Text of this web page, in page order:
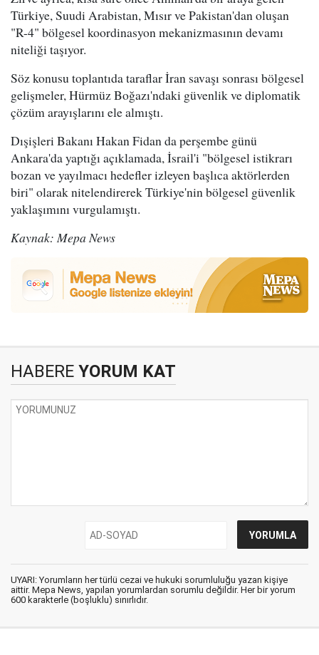
Türkiye, Suudi Arabistan, Mısır ve Pakistan'dan oluşan
"R-4" bölgesel koordinasyon mekanizmasının devamı
niteliği taşıyor.
Söz konusu toplantıda taraflar İran savaşı sonrası bölgesel
gelişmeler, Hürmüz Boğazı'ndaki güvenlik ve diplomatik
çözüm arayışlarını ele almıştı.
Dışişleri Bakanı Hakan Fidan da perşembe günü
Ankara'da yaptığı açıklamada, İsrail'i "bölgesel istikrarı
bozan ve yayılmacı hedefler izleyen başlıca aktörlerden
biri" olarak nitelendirerek Türkiye'nin bölgesel güvenlik
yaklaşımını vurgulamıştı.
Kaynak: Mepa News
HABERE YORUM KAT
UYARI: Yorumların her türlü cezai ve hukuki sorumluluğu yazan kişiye
aittir. Mepa News, yapılan yorumlardan sorumlu değildir. Her bir yorum
600 karakterle (boşluklu) sınırlıdır.